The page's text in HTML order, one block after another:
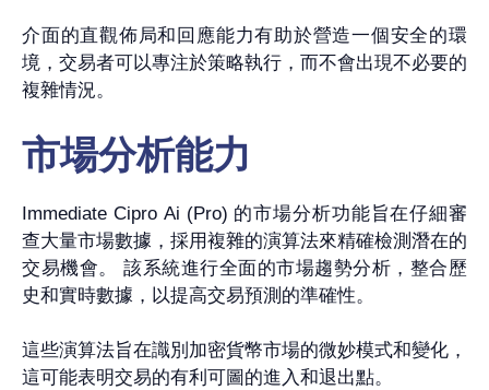
介面的直觀佈局和回應能力有助於營造一個安全的環
境，交易者可以專注於策略執行，而不會出現不必要的
複雜情況。
市場分析能力
Immediate Cipro Ai (Pro) 的市場分析功能旨在仔細審
查大量市場數據，採用複雜的演算法來精確檢測潛在的
交易機會。 該系統進行全面的市場趨勢分析，整合歷
史和實時數據，以提高交易預測的準確性。
這些演算法旨在識別加密貨幣市場的微妙模式和變化，
這可能表明交易的有利可圖的進入和退出點。